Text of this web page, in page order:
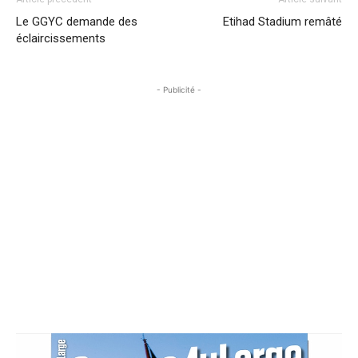
Le GGYC demande des
éclaircissements
Etihad Stadium remâté
- Publicité -